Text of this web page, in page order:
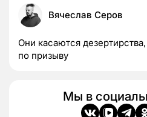
Вячеслав Серов
Они касаются
по призыву
Мы в